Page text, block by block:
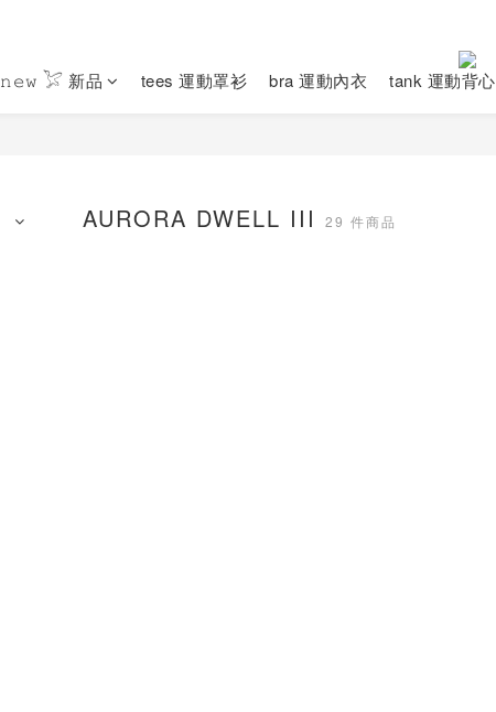
𝚗𝚎𝚠 𓅯 新品 tees 運動罩衫 bra 運動內衣 tank 運動背心
AURORA DWELL III29 件商品